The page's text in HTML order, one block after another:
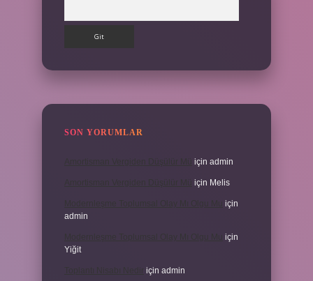
SON YORUMLAR
için admin
için Melis
için
admin
için
Yiğit
için admin